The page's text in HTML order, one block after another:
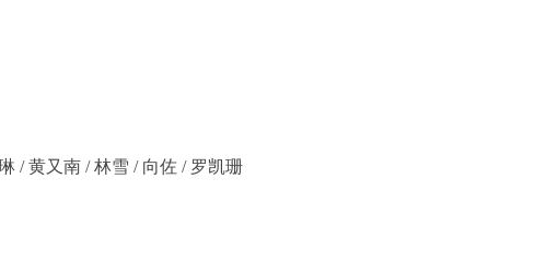
/ 黄又南 / 林雪 / 向佐 / 罗凯珊